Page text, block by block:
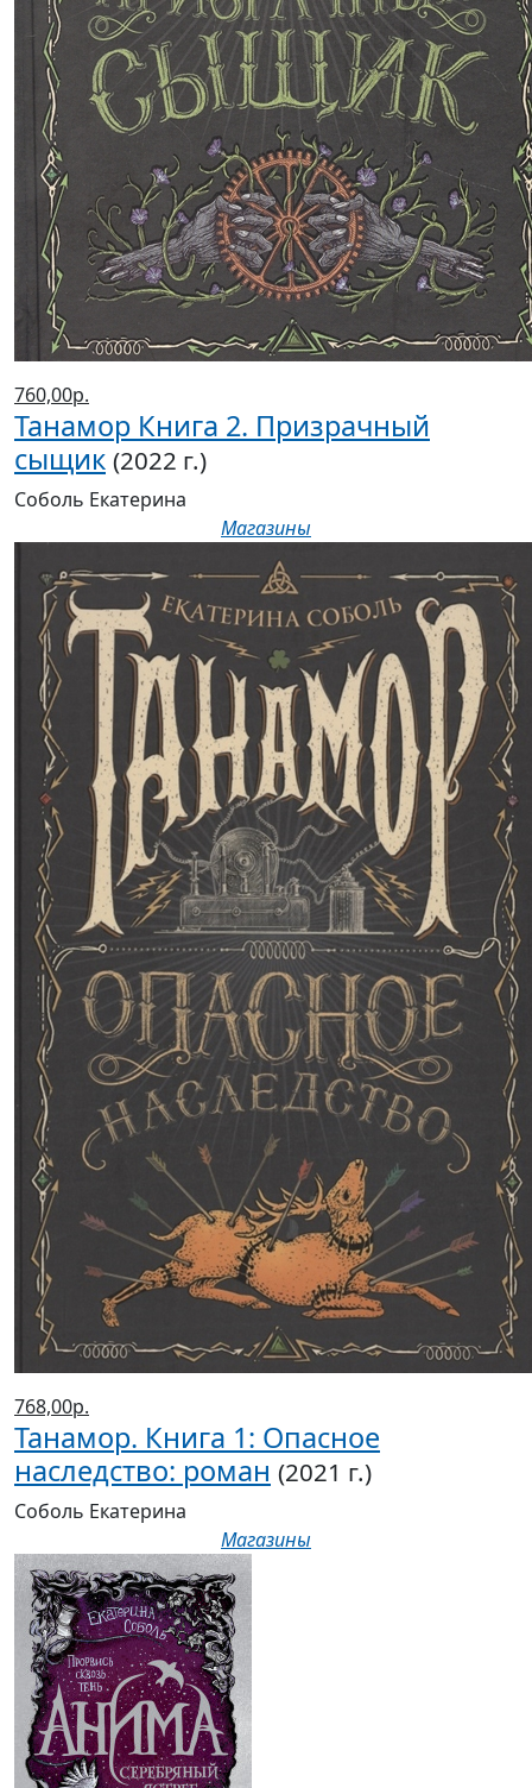
760,00р.
Танамор Книга 2. Призрачный
сыщик (2022 г.)
Соболь Екатерина
Магазины
768,00р.
Танамор. Книга 1: Опасное
наследство: роман (2021 г.)
Соболь Екатерина
Магазины